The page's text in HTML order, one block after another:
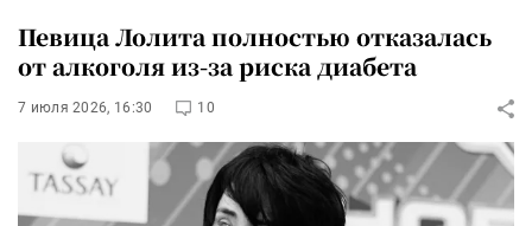
Певица Лолита полностью отказалась
от алкоголя из-за риска диабета
7 июля 2026, 16:30 10